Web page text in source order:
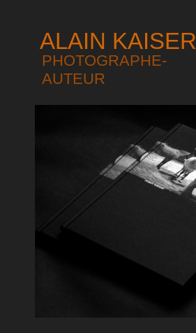
ALAIN KAISER
PHOTOGRAPHE-
AUTEUR